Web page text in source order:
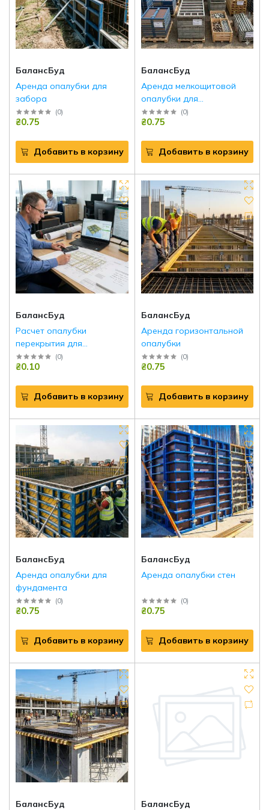
БалансБуд
Аренда опалубки для
забора
(0)
₴0.75
Добавить в корзину
БалансБуд
Аренда мелкощитовой
опалубки для
строительства
(0)
₴0.75
Добавить в корзину
БалансБуд
Расчет опалубки
перекрытия для
монолитного
строительства
(0)
₴0.10
Добавить в корзину
БалансБуд
Аренда горизонтальной
опалубки
(0)
₴0.75
Добавить в корзину
БалансБуд
Аренда опалубки для
фундамента
(0)
₴0.75
Добавить в корзину
БалансБуд
Аренда опалубки стен
(0)
₴0.75
Добавить в корзину
БалансБуд
БалансБуд